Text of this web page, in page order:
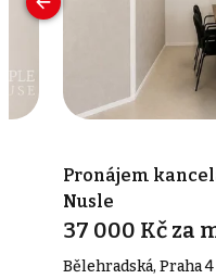
Pronájem
Nusle
37 000 Kč za
Bělehradská, Praha